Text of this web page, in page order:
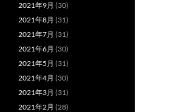
2021年9月 (30)
2021年8月 (31)
2021年7月 (31)
2021年6月 (30)
2021年5月 (31)
2021年4月 (30)
2021年3月 (31)
2021年2月 (28)